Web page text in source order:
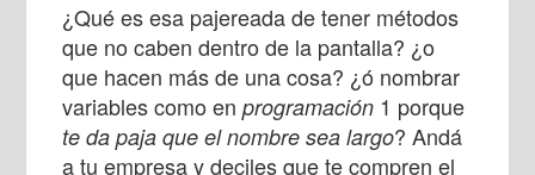
¿Qué es esa pajereada de tener métodos
que no caben dentro de la pantalla? ¿o
que hacen más de una cosa? ¿ó nombrar
variables como enprogramación 1 porque
te da paja que el nombre sea largo? Andá
a tu empresa y deciles que te compren el